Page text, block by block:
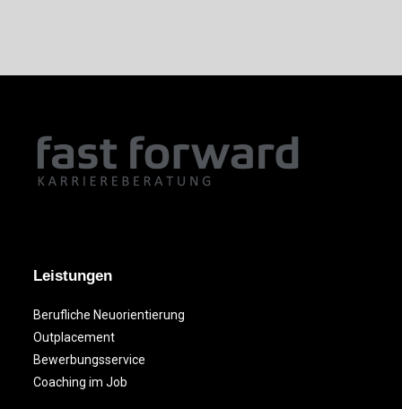
Leistungen
Berufliche Neuorientierung
Outplacement
Bewerbungsservice
Coaching im Job